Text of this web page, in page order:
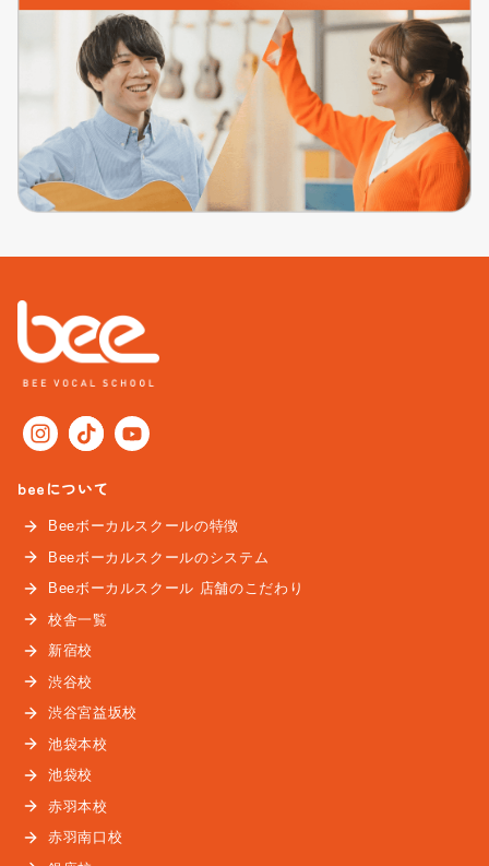
beeについて
Beeボーカルスクールの特徴
Beeボーカルスクールのシステム
Beeボーカルスクール 店舗のこだわり
校舎一覧
新宿校
渋谷校
渋谷宮益坂校
池袋本校
池袋校
赤羽本校
赤羽南口校